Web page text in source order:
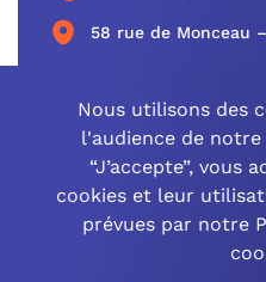
58 rue de Monceau
CONTACTEZ-
OCINEO GRAND
Nous utilisons des
l'audience de
“J’accepte”, vous
cookies et leur
prévues par notre